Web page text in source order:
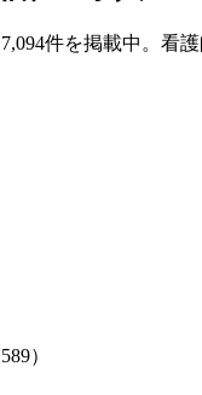
件を掲載中。看
589）